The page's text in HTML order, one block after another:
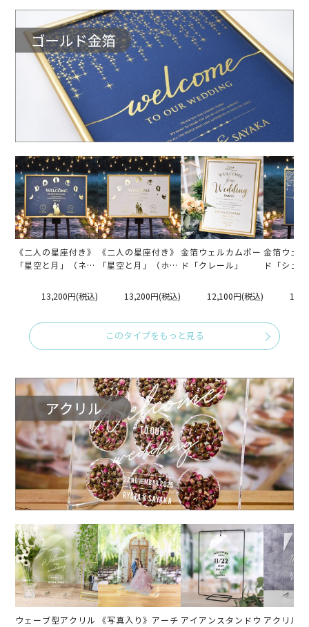
《二人の星座付き》
「星空と月」（ネイ
13,200円(税込)
《二人の星座付き》
「星空と月」（ホワ
13,200円(税込)
金箔ウェルカムボー
ド「クレール」
12,100円(税込)
金箔ウェ
ド「シュ
このタイプをもっと見る
ウェーブ型アクリル 《写真入り》アーチ アイアンスタンドウ アクリル